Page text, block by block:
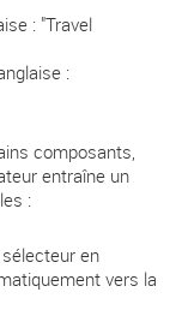
: "Travel
:
composants,
entraîne un
:
en
vers la